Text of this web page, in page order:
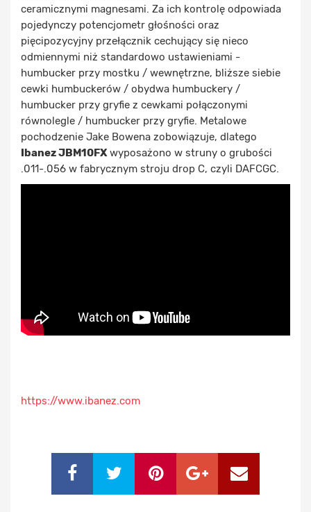
ceramicznymi magnesami. Za ich kontrolę odpowiada
pojedynczy potencjometr głośności oraz
pięcipozycyjny przełącznik cechujący się nieco
odmiennymi niż standardowo ustawieniami -
humbucker przy mostku / wewnętrzne, bliższe siebie
cewki humbuckerów / obydwa humbuckery /
humbucker przy gryfie z cewkami połączonymi
równolegle / humbucker przy gryfie. Metalowe
pochodzenie Jake Bowena zobowiązuje, dlatego
Ibanez JBM10FXwyposażono w struny o grubości
.011-.056 w fabrycznym stroju drop C, czyli DAFCGC.
https://www.ibanez.com